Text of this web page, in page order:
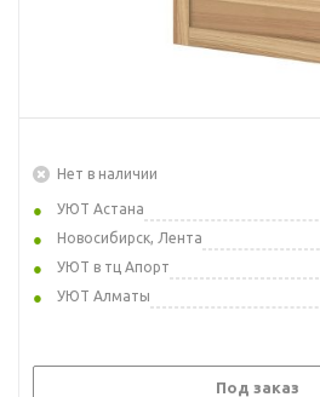
Нет в наличии
УЮТ Астана
Новосибирск, Лента
УЮТ в тц Апорт
УЮТ Алматы
Под заказ